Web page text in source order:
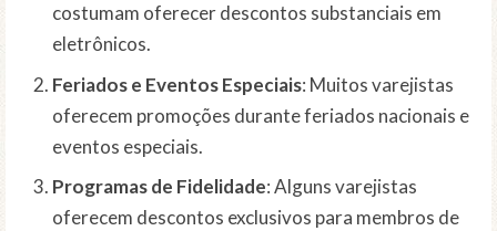
costumam oferecer descontos substanciais em
eletrônicos.
Feriados e Eventos Especiais: Muitos varejistas
oferecem promoções durante feriados nacionais e
eventos especiais.
Programas de Fidelidade: Alguns varejistas
oferecem descontos exclusivos para membros de